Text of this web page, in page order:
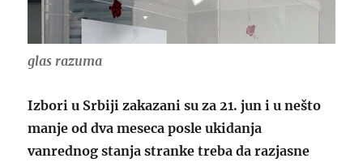
glas razuma
Izbori u Srbiji zakazani su za 21. jun i u nešto
manje od dva meseca posle ukidanja
vanrednog stanja stranke treba da razjasne